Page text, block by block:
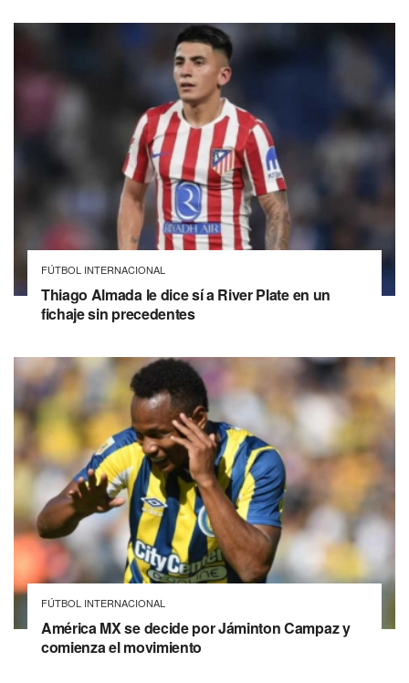
FÚTBOL INTERNACIONAL
Thiago Almada le dice sí a River Plate en un
fichaje sin precedentes
FÚTBOL INTERNACIONAL
América MX se decide por Jáminton Campaz y
comienza el movimiento